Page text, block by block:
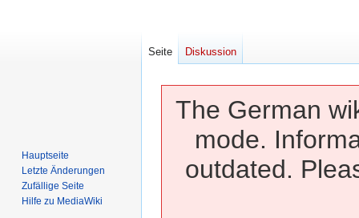
The German
mode.
outdated.
Seite Diskussion
Hauptseite
Letzte Änderungen
Zufällige Seite
Hilfe zu MediaWiki